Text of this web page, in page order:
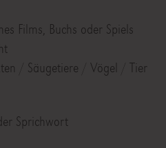
Films, Buchs oder Spiels
/ Säugetiere / Vögel / Tier
Sprichwort